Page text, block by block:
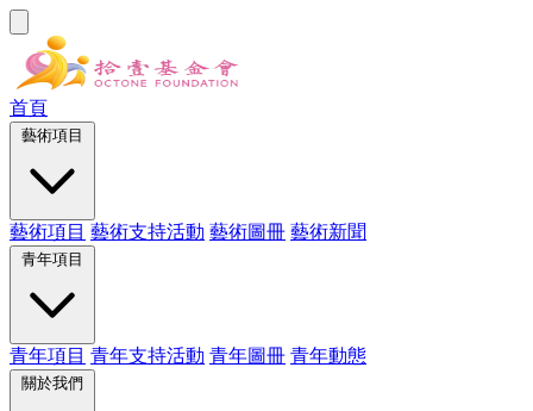
首頁
藝術項目 藝術支持活動 藝術圖冊 藝術新聞
青年項目 青年支持活動 青年圖冊 青年動態